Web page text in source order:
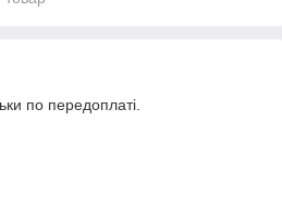
по передоплаті.